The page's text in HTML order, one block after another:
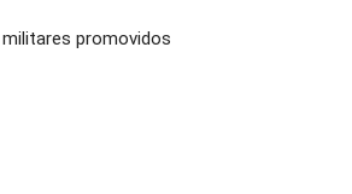
promovidos